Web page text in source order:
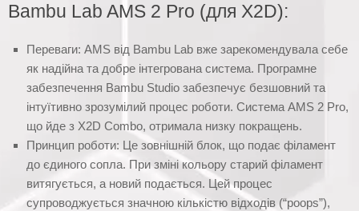
Bambu Lab AMS 2 Pro (для X2D):
Переваги: AMS від Bambu Lab вже зарекомендувала себе
як надійна та добре інтегрована система. Програмне
забезпечення Bambu Studio забезпечує безшовний та
інтуїтивно зрозумілий процес роботи. Система AMS 2 Pro,
що йде з X2D Combo, отримала низку покращень.
Принцип роботи: Це зовнішній блок, що подає філамент
до єдиного сопла. При зміні кольору старий філамент
витягується, а новий подається. Цей процес
супроводжується значною кількістю відходів (“poops”),